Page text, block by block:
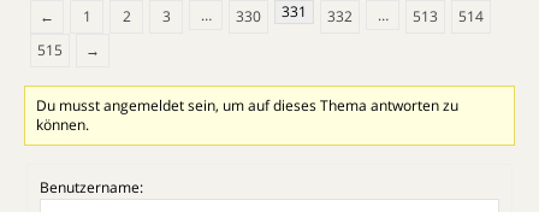
←
1 2 3 … 330 331 332 … 513
514
515
→
Du musst angemeldet sein, um auf dieses Thema antworten zu
können.
Benutzername: